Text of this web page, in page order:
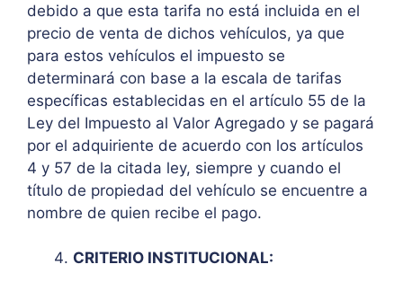
debido a que esta tarifa no está incluida en el
precio de venta de dichos vehículos, ya que
para estos vehículos el impuesto se
determinará con base a la escala de tarifas
específicas establecidas en el artículo 55 de la
Ley del Impuesto al Valor Agregado y se pagará
por el adquiriente de acuerdo con los artículos
4 y 57 de la citada ley, siempre y cuando el
título de propiedad del vehículo se encuentre a
nombre de quien recibe el pago.
CRITERIO INSTITUCIONAL: